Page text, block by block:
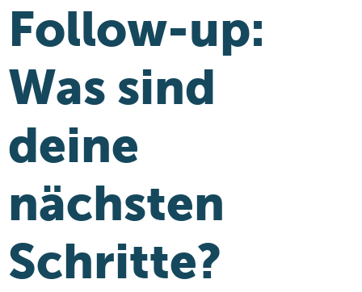
Follow-up:
Was sind
deine
nächsten
Schritte?